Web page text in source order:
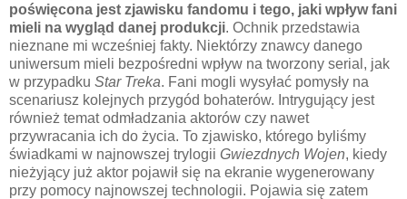
poświęcona jest zjawisku fandomu i tego, jaki wpływ fani
mieli na wygląd danej produkcji. Ochnik przedstawia
nieznane mi wcześniej fakty. Niektórzy znawcy danego
uniwersum mieli bezpośredni wpływ na tworzony serial, jak
w przypadku Star Treka. Fani mogli wysyłać pomysły na
scenariusz kolejnych przygód bohaterów. Intrygujący jest
również temat odmładzania aktorów czy nawet
przywracania ich do życia. To zjawisko, którego byliśmy
świadkami w najnowszej trylogii Gwiezdnych Wojen, kiedy
nieżyjący już aktor pojawił się na ekranie wygenerowany
przy pomocy najnowszej technologii. Pojawia się zatem